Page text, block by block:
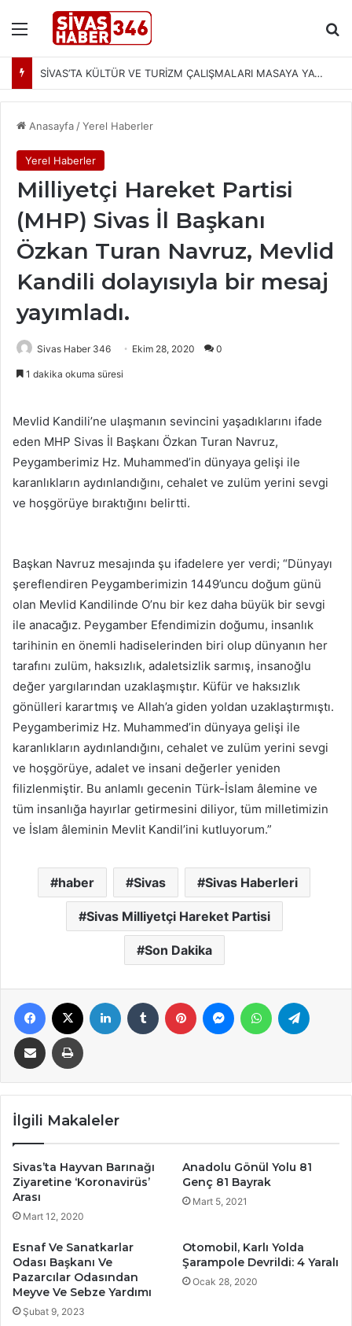
Menü
SİVAS’TA KÜLTÜR VE TURİZM ÇALIŞMALARI MASAYA YATIRILDI: YENİ PROJELER YOLDA
Anasayfa /Yerel Haberler
Yerel Haberler
Milliyetçi Hareket Partisi
(MHP) Sivas İl Başkanı
Özkan Turan Navruz, Mevlid
Kandili dolayısıyla bir mesaj
yayımladı.
Sivas Haber 346 Ekim 28, 2020 0
1 dakika okuma süresi
Mevlid Kandili’ne ulaşmanın sevincini yaşadıklarını ifade
eden MHP Sivas İl Başkanı Özkan Turan Navruz,
Peygamberimiz Hz. Muhammed’in dünyaya gelişi ile
karanlıkların aydınlandığını, cehalet ve zulüm yerini sevgi
ve hoşgörüye bıraktığını belirtti.
Başkan Navruz mesajında şu ifadelere yer verdi; “Dünyayı
şereflendiren Peygamberimizin 1449’uncu doğum günü
olan Mevlid Kandilinde O’nu bir kez daha büyük bir sevgi
ile anacağız. Peygamber Efendimizin doğumu, insanlık
tarihinin en önemli hadiselerinden biri olup dünyanın her
tarafını zulüm, haksızlık, adaletsizlik sarmış, insanoğlu
değer yargılarından uzaklaşmıştır. Küfür ve haksızlık
gönülleri karartmış ve Allah’a giden yoldan uzaklaştırmıştı.
Peygamberimiz Hz. Muhammed’in dünyaya gelişi ile
karanlıkların aydınlandığını, cehalet ve zulüm yerini sevgi
ve hoşgörüye, adalet ve insani değerler yeniden
filizlenmiştir. Bu anlamlı gecenin Türk-İslam âlemine ve
tüm insanlığa hayırlar getirmesini diliyor, tüm milletimizin
ve İslam âleminin Mevlit Kandil’ini kutluyorum.”
haber Sivas Sivas Haberleri
Sivas Milliyetçi Hareket Partisi
Son Dakika
Facebook LinkedIn Tumblr Pinterest MessengerWhatsApp
E-Posta ile paylaş Yazdır
İlgili Makaleler
Sivas’ta Hayvan Barınağı
Ziyaretine ‘Koronavirüs’
Arası
Mart 12, 2020
Anadolu Gönül Yolu 81
Genç 81 Bayrak
Mart 5, 2021
Esnaf Ve Sanatkarlar
Odası Başkanı Ve
Pazarcılar Odasından
Meyve Ve Sebze Yardımı
Şubat 9, 2023
Otomobil, Karlı Yolda
Şarampole Devrildi: 4 Yaralı
Ocak 28, 2020